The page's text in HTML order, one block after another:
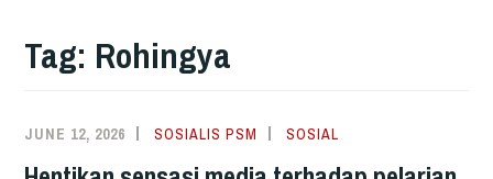
Tag: Rohingya
JUNE 12, 2026 SOSIALIS PSM SOSIAL